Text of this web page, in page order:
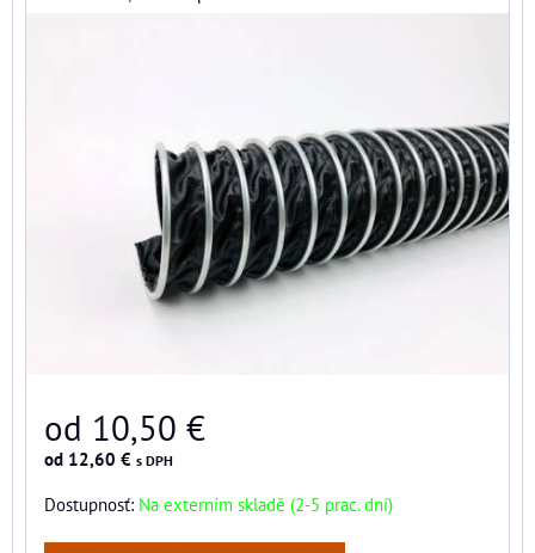
od 10,50 €
od 12,60 € s DPH
Dostupnosť: Na externím skladě (2-5 prac. dní)